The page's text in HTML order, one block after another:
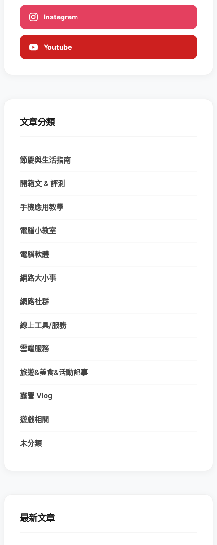
Instagram
Youtube
文章分類
節慶與生活指南
開箱文 & 評測
手機應用教學
電腦小教室
電腦軟體
網路大小事
網路社群
線上工具/服務
雲端服務
旅遊&美食&活動記事
露營 Vlog
遊戲相關
未分類
最新文章